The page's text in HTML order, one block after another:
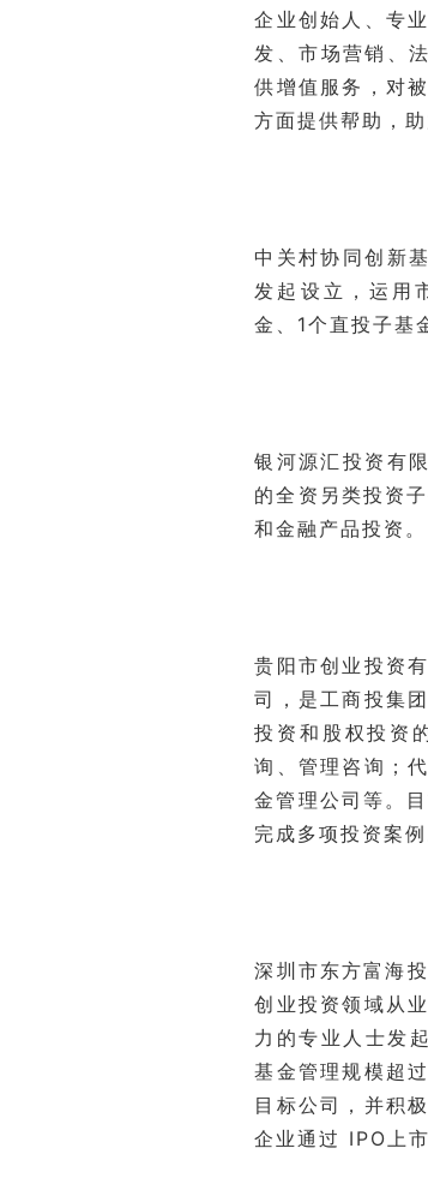
企业创始人、专
发、市场营销、
供增值服务，对
方面提供帮助，
中关村协同创新
发起设立，运用
金、1个直投子基
银河源汇投资有
的全资另类投资
和金融产品投资。
贵阳市创业投资
司，是工商投集
投资和股权投资
询、管理咨询；
金管理公司等。
完成多项投资案例
深圳市东方富海
创业投资领域从
力的专业人士发
基金管理规模超
目标公司，并积
企业通过 IPO上